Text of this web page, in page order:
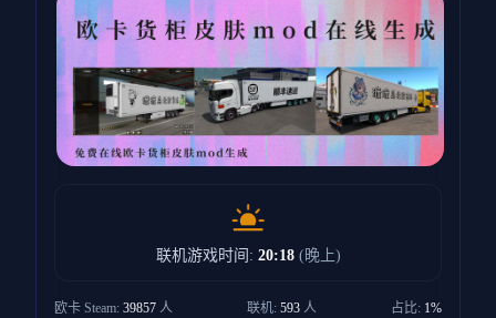
联机游戏时间: 20:18 (晚上)
欧卡 Steam: 39857 人 联机: 593 人 占比: 1%